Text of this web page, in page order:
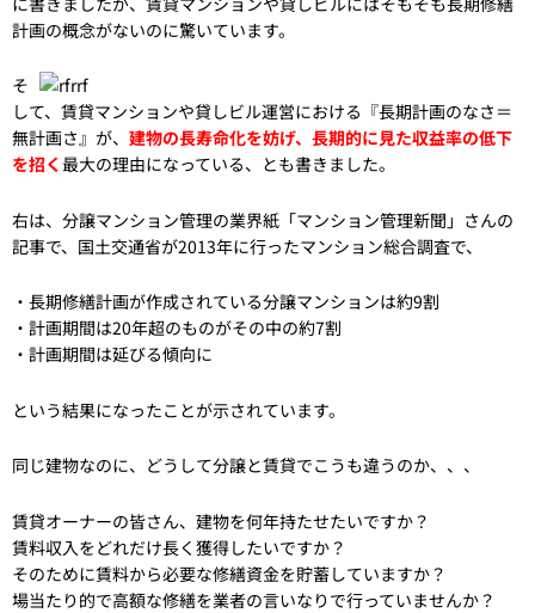
計画の概念がないのに驚いています。
そ
して、賃貸マンションや貸しビル運営における『長期計画のなさ＝
無計画さ』が、 建物の長寿命化を妨げ、長期的に見た収益率の低下
を招く最大の理由になっている、とも書きました。
右は、分譲マンション管理の業界紙「マンション管理新聞」さんの
記事で、国土交通省が2013年に行ったマンション総合調査で、
・長期修繕計画が作成されている分譲マンションは約9割
・計画期間は20年超のものがその中の約7割
・計画期間は延びる傾向に
という結果になったことが示されています。
同じ建物なのに、どうして分譲と賃貸でこうも違うのか、、、
賃貸オーナーの皆さん、建物を何年持たせたいですか？
賃料収入をどれだけ長く獲得したいですか？
そのために賃料から必要な修繕資金を貯蓄していますか？
場当たり的で高額な修繕を業者の言いなりで行っていませんか？